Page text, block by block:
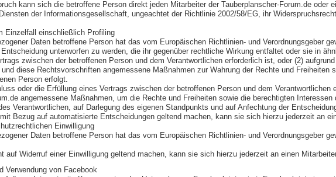
kann sich die betroffene Person direkt jeden Mitarbeiter der Tauberplanscher-Forum.de
der Informationsgesellschaft, ungeachtet der Richtlinie 2002/58/EG, ihr
einschließlich Profiling
Daten betroffene Person hat das vom Europäischen Richtlinien- und Verordnungsgeber
unterworfen zu werden, die ihr gegenüber rechtliche Wirkung entfaltet oder sie in
zwischen der betroffenen Person und dem Verantwortlichen erforderlich ist, oder (2)
diese Rechtsvorschriften angemessene Maßnahmen zur Wahrung der Rechte und
Person erfolgt.
oder die Erfüllung eines Vertrags zwischen der betroffenen Person und dem
angemessene Maßnahmen, um die Rechte und Freiheiten sowie die berechtigten
Verantwortlichen, auf Darlegung des eigenen Standpunkts und auf Anfechtung der
Bezug auf automatisierte Entscheidungen geltend machen, kann sie sich hierzu jederzeit an
Einwilligung
Daten betroffene Person hat das vom Europäischen Richtlinien- und Verordnungsgeber
auf Widerruf einer Einwilligung geltend machen, kann sie sich hierzu jederzeit an einen
Verwendung von Facebook